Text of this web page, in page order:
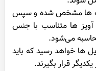
ها مشخص شده و سپس
ها متناسب با جنس
می‌شود.
ها خواهد رسید که باید
قرار بگیرند.